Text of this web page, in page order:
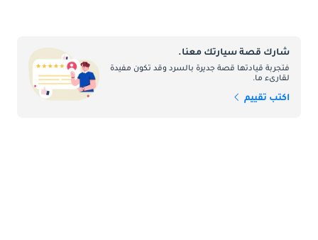
شارك قصة سيارتك معنا.
فتجربة قيادتها قصة جديرة بالسرد وقد تكون مفيدة
لقارىء ما.
اكتب تقييم